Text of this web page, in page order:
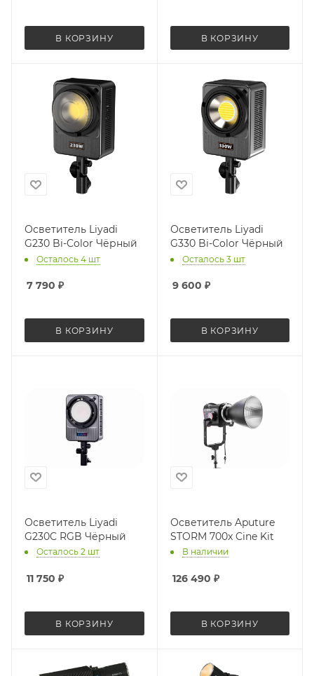
В КОРЗИНУ В КОРЗИНУ
Осветитель Liyadi
G230 Bi-Color Чёрный
Осталось 4 шт
7 790 ₽
В КОРЗИНУ
Осветитель Liyadi
G330 Bi-Color Чёрный
Осталось 3 шт
9 600 ₽
В КОРЗИНУ
Осветитель Liyadi
G230C RGB Чёрный
Осталось 2 шт
11 750 ₽
В КОРЗИНУ
Осветитель Aputure
STORM 700x Cine Kit
В наличии
126 490 ₽
В КОРЗИНУ